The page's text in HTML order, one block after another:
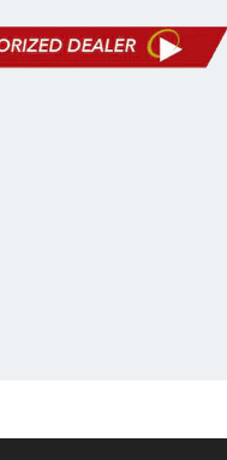
in / 1x audio uit